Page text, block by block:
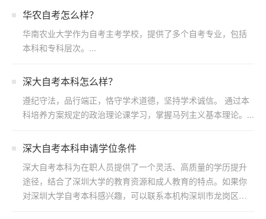
华农自考怎么样？
华南农业大学作为自考主考学校，提供了多个自考专业，包括
本科和专科层次。...
深大自考本科怎么样？
遵纪守法，品行端正，恪守学术道德，坚持学术诚信。 通过本
科培养方案规定的政治理论课学习，掌握马列主义基本理论。...
深大自考本科申请学位条件
深大自考本科为在职人员提供了一个灵活、高质量的学历提升
途径，结合了深圳大学的教育资源和成人教育的特点。如果你
对深圳大学自考本科感兴趣，可以联系本机构深圳市龙岗区浩